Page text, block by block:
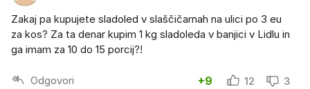
Zakaj pa kupujete sladoled v slaščičarnah na ulici po 3 eu
za kos? Za ta denar kupim 1 kg sladoleda v banjici v Lidlu in
ga imam za 10 do 15 porcij?!
Odgovori +9 12 3